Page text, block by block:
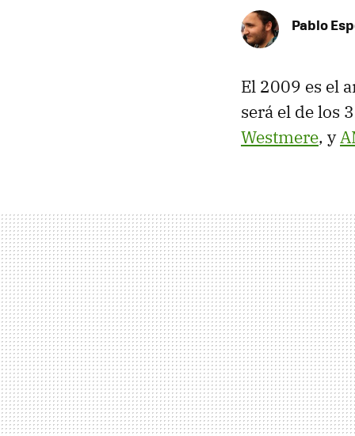
Pablo
El 2009 es el
será el de los
Westmere, y